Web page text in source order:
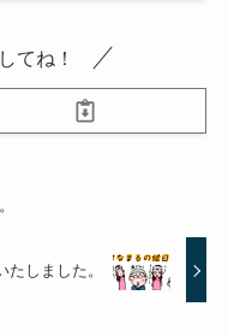
てね！
しました。